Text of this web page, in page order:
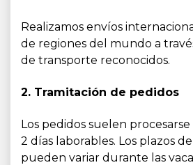
Realizamos envíos
de regiones del mundo a
de transporte reconocidos.
2. Tramitación de pedidos
Los pedidos suelen
2 días laborables. Los plazos
pueden variar durante las